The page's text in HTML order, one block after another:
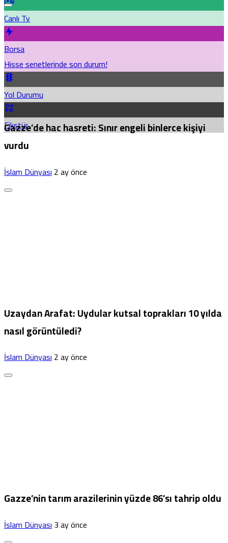
Canlı Tv
Borsa
Hisse senetlerinde son durum!
Yol Durumu
Fikstür
Gazze’de hac hasreti: Sınır engeli binlerce kişiyi
vurdu
İslam Dünyası2 ay önce
Uzaydan Arafat: Uydular kutsal toprakları 10 yılda
nasıl görüntüledi?
İslam Dünyası2 ay önce
Gazze’nin tarım arazilerinin yüzde 86’sı tahrip oldu
İslam Dünyası3 ay önce